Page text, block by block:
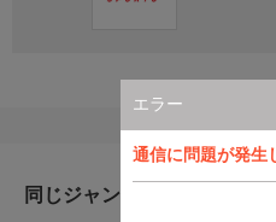
エラー
通信に問題が発生
同じジャンルのおすすめ番組